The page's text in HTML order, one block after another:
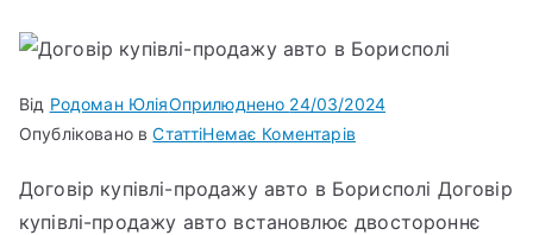
Від Родоман ЮліяОприлюднено 24/03/2024
Опубліковано вСтаттіНемає Коментарів
Договір купівлі-продажу авто в Борисполі Договір
купівлі-продажу авто встановлює двостороннє